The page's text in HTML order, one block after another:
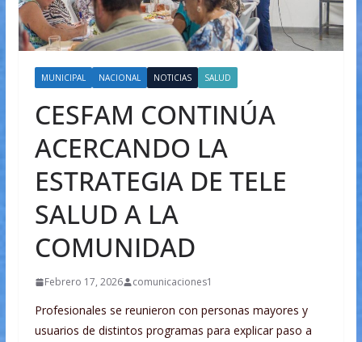
MUNICIPAL NACIONAL NOTICIAS SALUD
CESFAM CONTINÚA
ACERCANDO LA
ESTRATEGIA DE TELE
SALUD A LA
COMUNIDAD
Febrero 17, 2026 comunicaciones1
Profesionales se reunieron con personas mayores y
usuarios de distintos programas para explicar paso a